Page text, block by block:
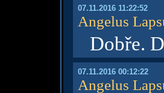
07.11.2016 11:22:52
Angelus
Dobře.
07.11.2016 00:12:22
Angelus